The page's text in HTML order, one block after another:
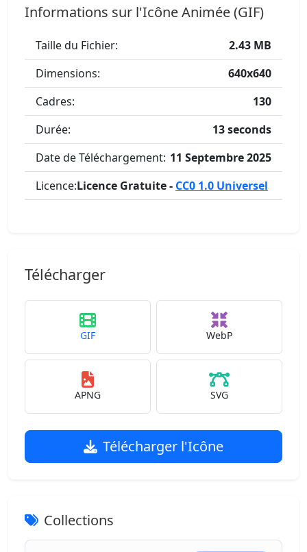
Informations sur l'Icône Animée (GIF)
Taille du Fichier:
2.43 MB
Dimensions:
640x640
Cadres:
130
Durée:
13 seconds
Date de Téléchargement: 11 Septembre 2025
Licence:Licence Gratuite - CC0 1.0 Universel
Télécharger
GIF WebP
APNG SVG
Télécharger l'Icône
Collections